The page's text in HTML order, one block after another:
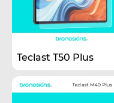
Teclast T50 Plus